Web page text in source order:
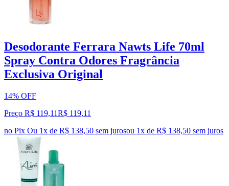
Desodorante Ferrara Nawts Life 70ml
Spray Contra Odores Fragrância
Exclusiva Original
14% OFF
Preço R$ 119,11R$ 119,11
no Pix Ou 1x de R$ 138,50 sem jurosou 1x de R$ 138,50 sem juros